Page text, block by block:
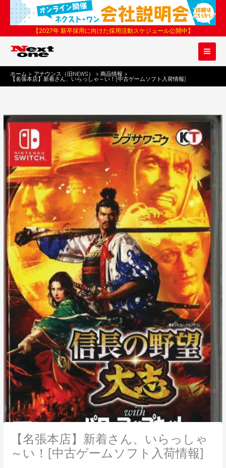
ス
【2027年 新卒採用に向けた採用活動スケジュール公開中】
ホーム アナウンス（旧NEWS） 商品情報
【名張本店】新着さん、いらっしゃ～い！[中古ゲームソフト入荷情報]
【名張本店】新着さん、いらっしゃ
～い！[中古ゲームソフト入荷情報]